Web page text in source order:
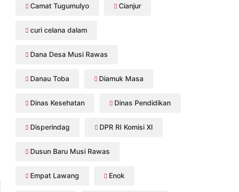
Camat Tugumulyo Cianjur
curi celana dalam
Dana Desa Musi Rawas
Danau Toba Diamuk Masa
Dinas Kesehatan Dinas Pendidikan
Disperindag DPR RI Komisi XI
Dusun Baru Musi Rawas
Empat Lawang Enok